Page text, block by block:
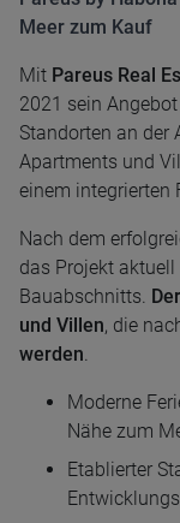
Meer zum Kauf
Mit Pareus Real
2021 sein
Standorten an der
Apartments und
einem integrierten
Nach dem
das Projekt
Bauabschnitts.
und Villen, die
werden
Moderne
Nähe zum
Etablierter